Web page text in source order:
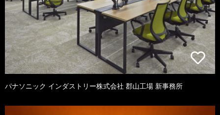
パナソニック インダストリー株式会社 郡山工場 新事務所